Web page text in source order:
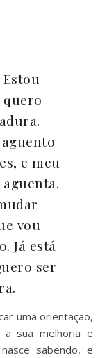
quero
e meu
vou
Já está
ser
sua melhoria e
sabendo, e